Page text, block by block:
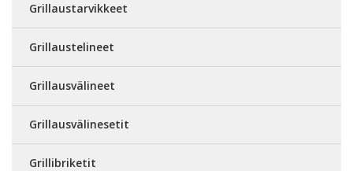
Grillaustarvikkeet
Grillaustelineet
Grillausvälineet
Grillausvälinesetit
Grillibriketit